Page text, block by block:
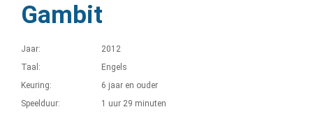
Gambit
Jaar:
2012
Taal:
Engels
Keuring:
6 jaar en ouder
Speelduur:
1 uur 29 minuten